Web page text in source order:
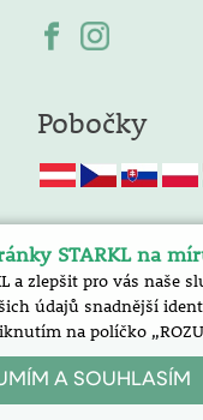
Pobočky
STARKL na
a zlepšit pro vás naše
údajů snadnější
na políčko
A SOUHLASÍM